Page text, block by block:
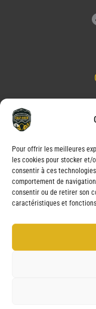
Pour offrir les meilleures
les cookies pour stocker
consentir à ces
comportement de
consentir ou de retirer son
caractéristiques et